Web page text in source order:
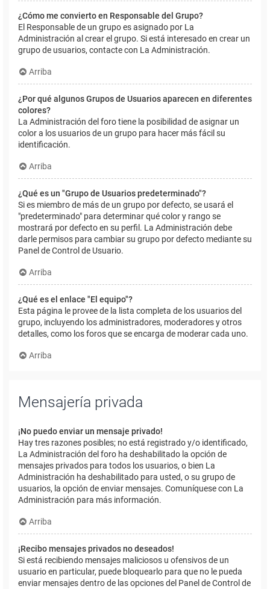
¿Cómo me convierto en Responsable del Grupo?
El Responsable de un grupo es asignado por La
Administración al crear el grupo. Si está interesado en crear un
grupo de usuarios, contacte con La Administración.
Arriba
¿Por qué algunos Grupos de Usuarios aparecen en diferentes
colores?
La Administración del foro tiene la posibilidad de asignar un
color a los usuarios de un grupo para hacer más fácil su
identificación.
Arriba
¿Qué es un "Grupo de Usuarios predeterminado"?
Si es miembro de más de un grupo por defecto, se usará el
"predeterminado" para determinar qué color y rango se
mostrará por defecto en su perfil. La Administración debe
darle permisos para cambiar su grupo por defecto mediante su
Panel de Control de Usuario.
Arriba
¿Qué es el enlace "El equipo"?
Esta página le provee de la lista completa de los usuarios del
grupo, incluyendo los administradores, moderadores y otros
detalles, como los foros que se encarga de moderar cada uno.
Arriba
Mensajería privada
¡No puedo enviar un mensaje privado!
Hay tres razones posibles; no está registrado y/o identificado,
La Administración del foro ha deshabilitado la opción de
mensajes privados para todos los usuarios, o bien La
Administración ha deshabilitado para usted, o su grupo de
usuarios, la opción de enviar mensajes. Comuníquese con La
Administración para más información.
Arriba
¡Recibo mensajes privados no deseados!
Si está recibiendo mensajes maliciosos u ofensivos de un
usuario en particular, puede bloquearlo para que no le pueda
enviar mensajes dentro de las opciones del Panel de Control de